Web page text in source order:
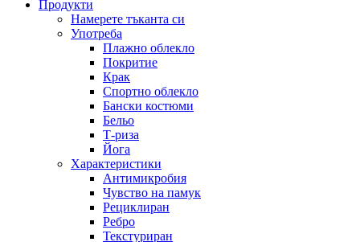
Продукти
Намерете тъканта си
Употреба
Плажно облекло
Покритие
Крак
Спортно облекло
Бански костюми
Бельо
Т-риза
Йога
Характеристики
Антимикробия
Чувство на памук
Рециклиран
Ребро
Текстуриран